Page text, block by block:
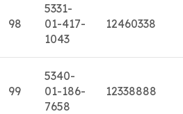
98
5331-
01-417-
1043
12460338
99
5340-
01-186-
7658
12338888